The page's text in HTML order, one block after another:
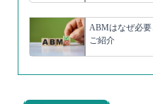
ABMはなぜ必
ご紹介